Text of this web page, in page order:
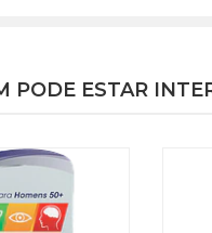
PODE ESTAR